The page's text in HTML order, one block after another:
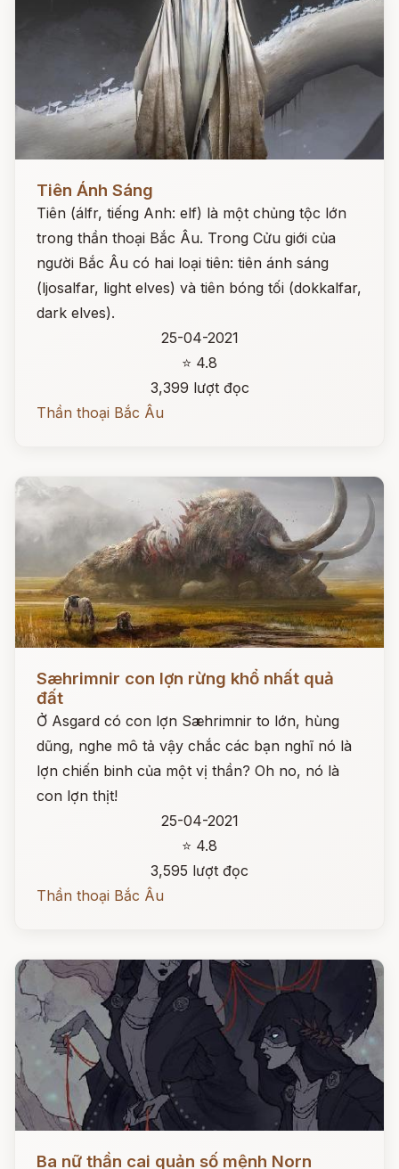
Tiên Ánh Sáng
Tiên (álfr, tiếng Anh: elf) là một chủng tộc lớn
trong thần thoại Bắc Âu. Trong Cửu giới của
người Bắc Âu có hai loại tiên: tiên ánh sáng
(ljosalfar, light elves) và tiên bóng tối (dokkalfar,
dark elves).
25-04-2021
⭐ 4.8
3,399 lượt đọc
Thần thoại Bắc Âu
Sæhrimnir con lợn rừng khổ nhất quả
đất
Ở Asgard có con lợn Sæhrimnir to lớn, hùng
dũng, nghe mô tả vậy chắc các bạn nghĩ nó là
lợn chiến binh của một vị thần? Oh no, nó là
con lợn thịt!
25-04-2021
⭐ 4.8
3,595 lượt đọc
Thần thoại Bắc Âu
Ba nữ thần cai quản số mệnh Norn